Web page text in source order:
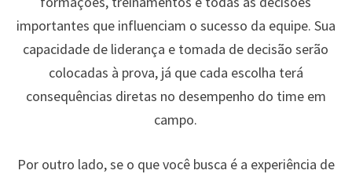
importantes que influenciam o sucesso da equipe. Sua
capacidade de liderança e tomada de decisão serão
colocadas à prova, já que cada escolha terá
consequências diretas no desempenho do time em
campo.
Por outro lado, se o que você busca é a experiência de